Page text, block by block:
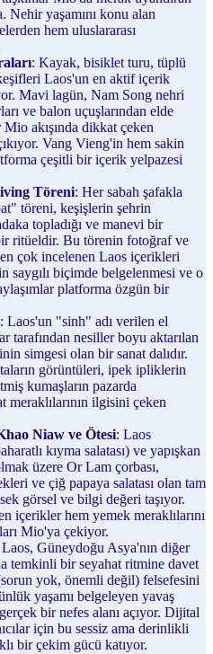
Nehir yaşamını konu alan
hem uluslararası
: Kayak, bisiklet turu, tüplü
Laos'un en aktif içerik
Mavi lagün, Nam Song nehri
ve balon uçuşlarından elde
akışında dikkat çeken
Vang Vieng'in hem sakin
çeşitli bir içerik yelpazesi
Töreni: Her sabah şafakla
töreni, keşişlerin şehrin
topladığı ve manevi bir
ritüeldir. Bu törenin fotoğraf ve
çok incelenen Laos içerikleri
saygılı biçimde belgelenmesi ve o
platforma özgün bir
: Laos'un "sinh" adı verilen el
tarafından nesiller boyu aktarılan
simgesi olan bir sanat dalıdır.
görüntüleri, ipek ipliklerin
kumaşların pazarda
meraklılarının ilgisini çeken
Niaw ve Ötesi: Laos
kıyma salatası) ve yapışkan
üzere Or Lam çorbası,
ve çiğ papaya salatası olan tam
görsel ve bilgi değeri taşıyor.
içerikler hem yemek meraklılarını
Mio'ya çekiyor.
Laos, Güneydoğu Asya'nın diğer
temkinli bir seyahat ritmine davet
yok, önemli değil) felsefesini
yaşamı belgeleyen yavaş
bir nefes alanı açıyor. Dijital
için bu sessiz ama derinlikli
bir çekim gücü katıyor.